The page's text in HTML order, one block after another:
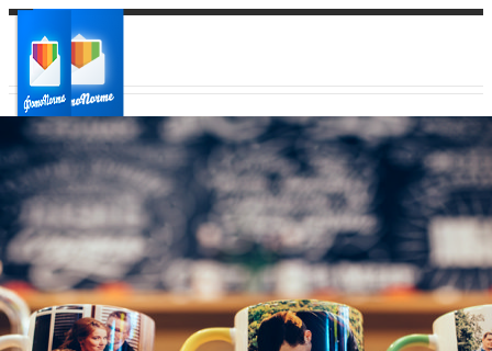
Ваш город:
Ваш регион доставки
Выберите из списка: